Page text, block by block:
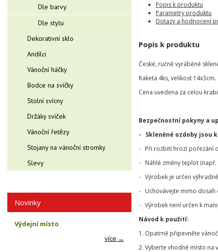
Dle barvy
Dle stylu
Dekorativní sklo
Andílci
Vánoční háčky
Bodce na svíčky
Stolní svícny
Držáky svíček
Vánoční řetězy
Stojany na vánoční stromky
Slevy
Novinky
Výdejní místo
více →
Popis k produktu
Parametry produktu
Dotazy a hodnocení
Popis k produktu
České, ručně vyráběné
Raketa 4ks, velikost 14x3cm.
Cena uvedena za celou
Bezpečnostní pokyny a
- Skleněné ozdoby jsou
- Při rozbití hrozí pořezání
- Náhlé změny teplot (např.
- Výrobek je určen
- Uchovávejte mimo dosah
- Výrobek není určen k
Návod k použití:
1. Opatrně připevněte
2. Vyberte vhodné místo na